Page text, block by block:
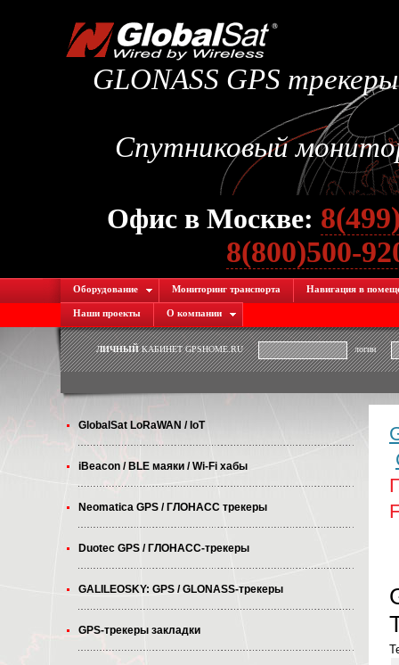
GLONASS GPS
Спутниковый
Офис в Москве:
8(800)500-
Оборудование Мониторинг транспорта Навигация в
Наши проекты О компании
ЛИЧНЫЙКАБИНЕТ GPSHOME.RU логин
GlobalSat LoRaWAN / IoT
iBeacon / BLE маяки / Wi-Fi хабы
Neomatica GPS / ГЛОНАСС трекеры
Duotec GPS / ГЛОНАСС-трекеры
GALILEOSKY: GPS / GLONASS-трекеры
GPS-трекеры закладки